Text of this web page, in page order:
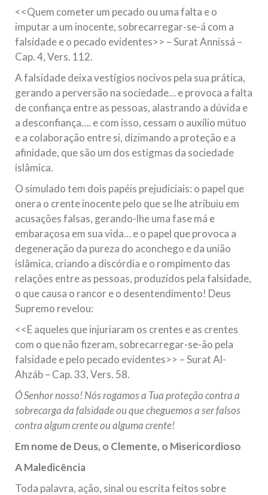
<<Quem cometer um pecado ou uma falta e o
imputar a um inocente, sobrecarregar-se-á com a
falsidade e o pecado evidentes>> – Surat Annissá –
Cap. 4, Vers. 112.
A falsidade deixa vestígios nocivos pela sua prática,
gerando a perversão na sociedade… e provoca a falta
de confiança entre as pessoas, alastrando a dúvida e
a desconfiança…. e com isso, cessam o auxílio mútuo
e a colaboração entre si, dizimando a proteção e a
afinidade, que são um dos estigmas da sociedade
islâmica.
O simulado tem dois papéis prejudiciais: o papel que
onera o crente inocente pelo que se lhe atribuiu em
acusações falsas, gerando-lhe uma fase má e
embaraçosa em sua vida… e o papel que provoca a
degeneração da pureza do aconchego e da união
islâmica, criando a discórdia e o rompimento das
relações entre as pessoas, produzidos pela falsidade,
o que causa o rancor e o desentendimento! Deus
Supremo revelou:
<<E aqueles que injuriaram os crentes e as crentes
com o que não fizeram, sobrecarregar-se-ão pela
falsidade e pelo pecado evidentes>> – Surat Al-
Ahzáb – Cap. 33, Vers. 58.
Ó Senhor nosso! Nós rogamos a Tua proteção contra a
sobrecarga da falsidade ou que cheguemos a ser falsos
contra algum crente ou alguma crente!
Em nome de Deus, o Clemente, o Misericordioso
A Maledicência
Toda palavra, ação, sinal ou escrita feitos sobre